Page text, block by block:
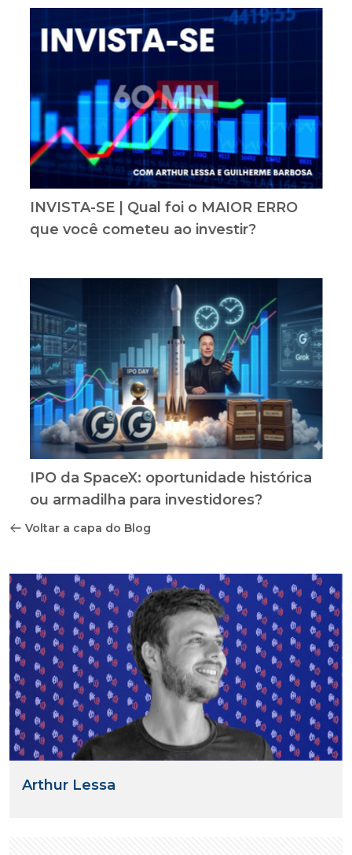
INVISTA-SE | Qual foi o MAIOR ERRO
que você cometeu ao investir?
IPO da SpaceX: oportunidade histórica
ou armadilha para investidores?
Voltar a capa do Blog
Arthur Lessa